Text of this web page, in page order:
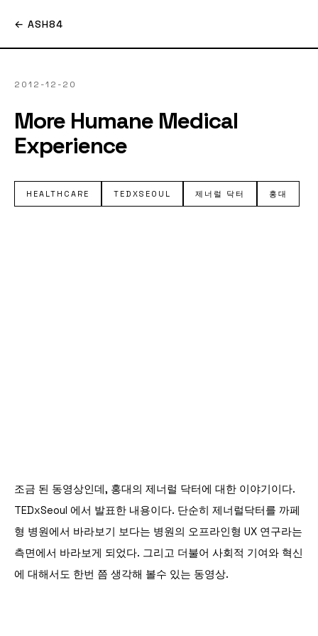
← ASH84
2012-12-20
More Humane Medical
Experience
HEALTHCARE TEDXSEOUL 제너럴 닥터 홍대
조금 된 동영상인데, 홍대의 제너럴 닥터에 대한 이야기이다.
TEDxSeoul 에서 발표한 내용이다. 단순히 제너럴닥터를 까페
형 병원에서 바라보기 보다는 병원의 오프라인형 UX 연구라는
측면에서 바라보게 되었다. 그리고 더불어 사회적 기여와 혁신
에 대해서도 한번 쯤 생각해 볼수 있는 동영상.